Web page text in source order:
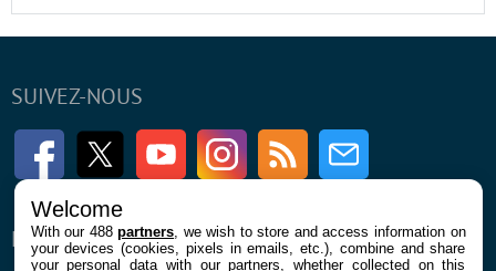
SUIVEZ-NOUS
FacebookTwitter Youtube InstagramRSS Newsletter
ENTREPRISE À PROPOS
Welcome
With our 488partners , we wish to store and access information on
your devices (cookies, pixels in emails, etc.), combine and share
your personal data with our partners, whether collected on this